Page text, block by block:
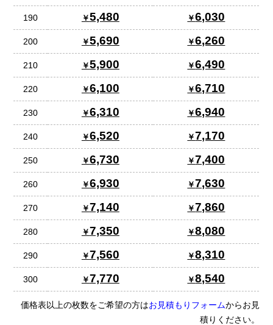
190 5,480 6,030
200 5,690 6,260
210 5,900 6,490
220 6,100 6,710
230 6,310 6,940
240 6,520 7,170
250 6,730 7,400
260 6,930 7,630
270 7,140 7,860
280 7,350 8,080
290 7,560 8,310
300 7,770 8,540
価格表以上の枚数をご希望の方はお見積もりフォームからお見
積りください。